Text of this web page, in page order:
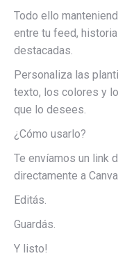
Todo ello
entre tu feed,
destacadas.
Personaliza las
texto, los colores y
que lo desees.
¿Cómo usarlo?
Te envíamos un link
directamente a Canva.
Editás.
Guardás.
Y listo!